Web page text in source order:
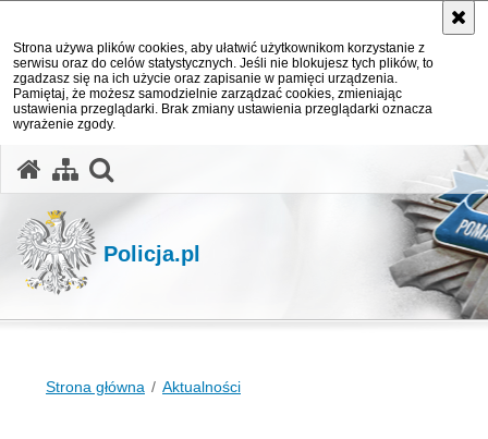
Strona używa plików cookies, aby ułatwić użytkownikom korzystanie z
serwisu oraz do celów statystycznych. Jeśli nie blokujesz tych plików, to
zgadzasz się na ich użycie oraz zapisanie w pamięci urządzenia.
Pamiętaj, że możesz samodzielnie zarządzać cookies, zmieniając
ustawienia przeglądarki. Brak zmiany ustawienia przeglądarki oznacza
wyrażenie zgody.
Policja.pl
Strona główna Aktualności